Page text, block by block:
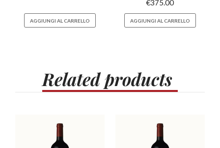
AGGIUNGI AL CARRELLO
€375.00
AGGIUNGI AL CARRELLO
Relatedproducts